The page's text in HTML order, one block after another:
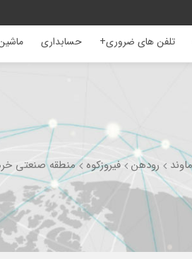
تلفن های ضروری+ حسابداری
رودهن فیروزکوه منطقه صنعتی